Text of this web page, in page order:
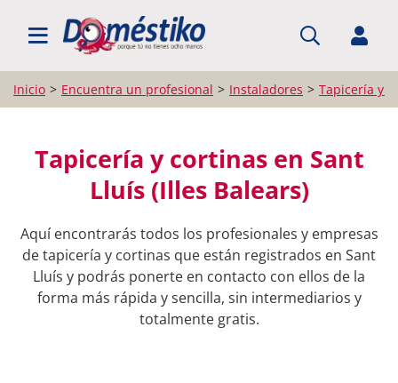
BUSCAR PROFESIONALES
Inicio Encuentra un profesional Instaladores Tapicería y
Tapicería y cortinas en Sant
Lluís (Illes Balears)
Aquí encontrarás todos los profesionales y empresas
de tapicería y cortinas que están registrados en Sant
Lluís y podrás ponerte en contacto con ellos de la
forma más rápida y sencilla, sin intermediarios y
totalmente gratis.